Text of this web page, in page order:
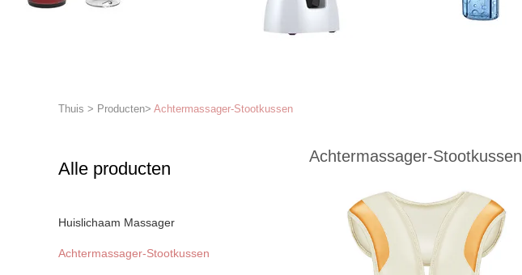
Thuis > Producten> Achtermassager-Stootkussen
Alle producten
Huislichaam Massager
Achtermassager-Stootkussen
Achtermassager-Stootkussen